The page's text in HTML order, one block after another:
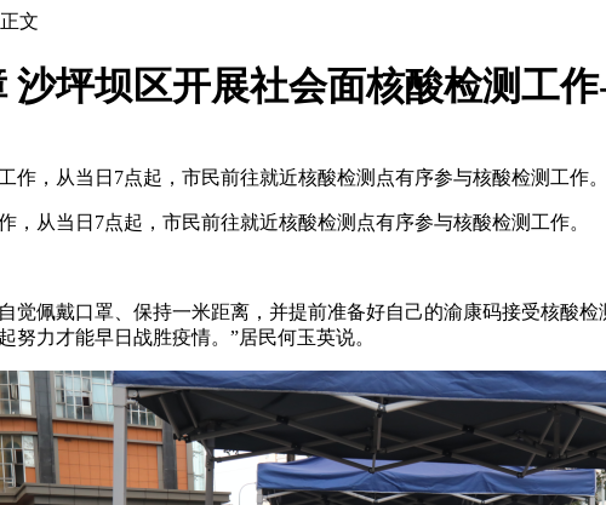
正文
沙坪坝区开展社会面核酸检测工
作，从当日7点起，市民前往就近核酸检测点有序参与核酸检测工作。
，从当日7点起，市民前往就近核酸检测点有序参与核酸检测工作。
觉佩戴口罩、保持一米距离，并提前准备好自己的渝康码接受核酸
力才能早日战胜疫情。”居民何玉英说。